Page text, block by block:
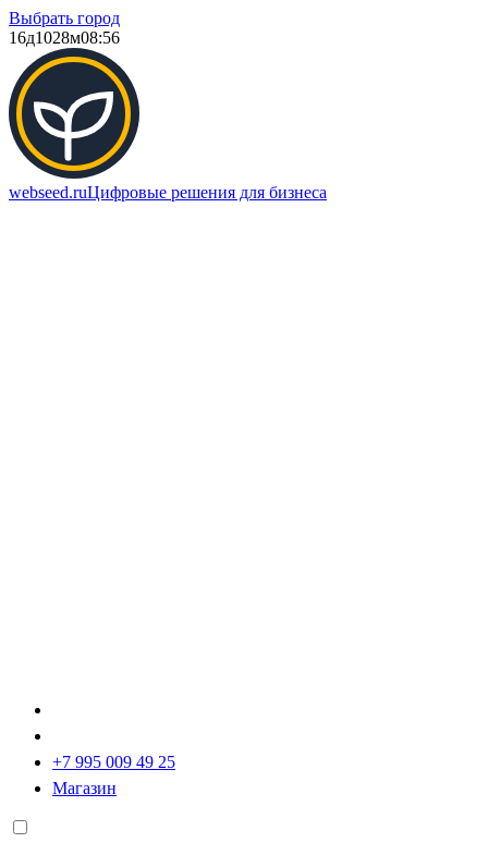
Выбрать город
16д1028м08:56
webseed.ruЦифровые решения для бизнеса
+7 995 009 49 25
Магазин